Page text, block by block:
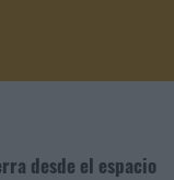
desde el espacio